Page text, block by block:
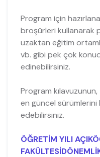
Program için
broşürleri kullanarak
uzaktan eğitim
vb. gibi pek çok
edinebilirsiniz.
Program kılavuzunun,
en güncel
edebilirsiniz.
ÖĞRETİM YILI